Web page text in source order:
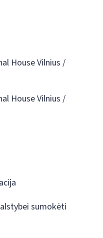
House Vilnius /
House Vilnius /
sumokėti